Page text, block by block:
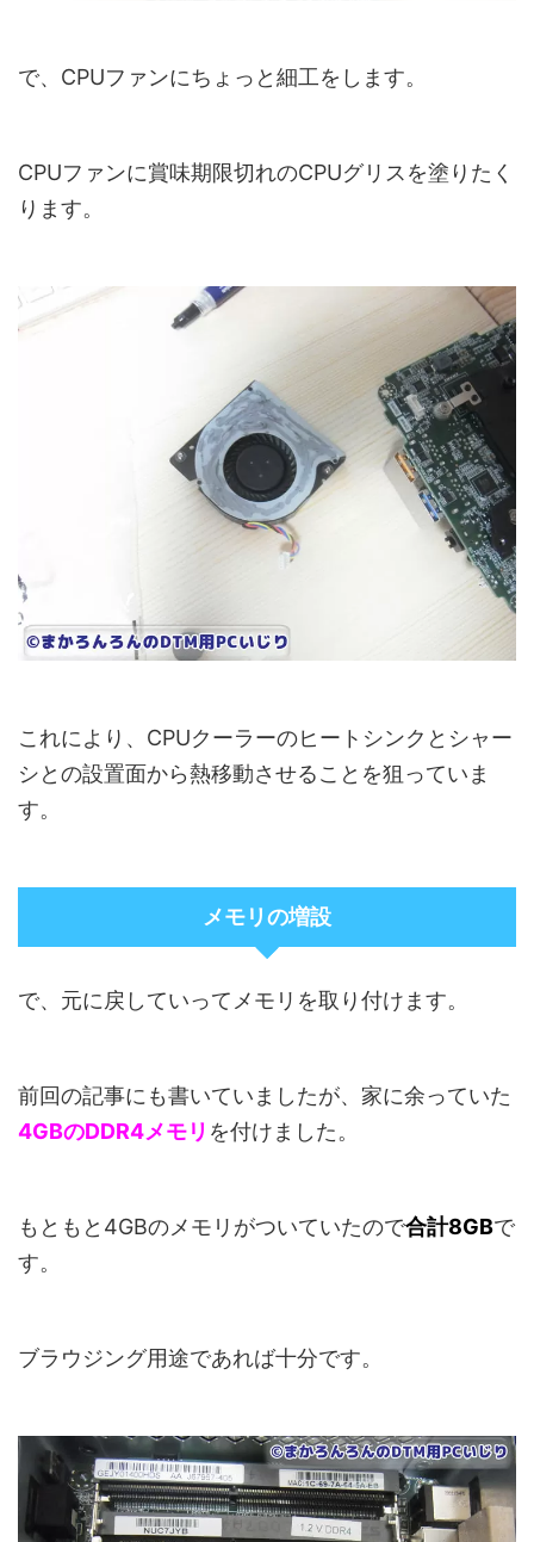
で、CPUファンにちょっと細工をします。
CPUファンに賞味期限切れのCPUグリスを塗りたく
ります。
これにより、CPUクーラーのヒートシンクとシャー
シとの設置面から熱移動させることを狙っていま
す。
メモリの増設
で、元に戻していってメモリを取り付けます。
前回の記事にも書いていましたが、家に余っていた
4GBのDDR4メモリ を付けました。
もともと4GBのメモリがついていたので合計8GBで
す。
ブラウジング用途であれば十分です。